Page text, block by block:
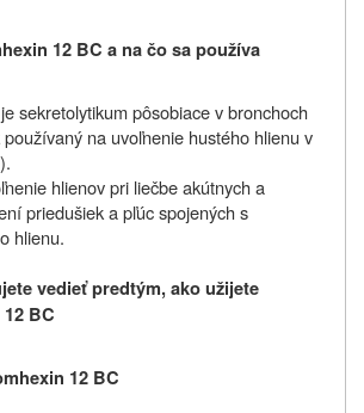
12 BC a na čo sa používa
sekretolytikum pôsobiace v bronchoch
na uvoľnenie hustého hlienu v
hlienov pri liečbe akútnych a
priedušiek a pľúc spojených s
hlienu.
vedieť predtým, ako užijete
BC
12 BC